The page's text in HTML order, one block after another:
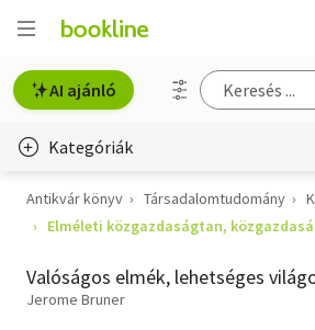
AI ajánló
Kategóriák
Életmód, egészség
Gyermek- és ifjúsági
Antikvár könyv Társadalomtudomány
Elméleti közgazdaságtan,
Valóságos elmék, lehetséges
Jerome Bruner